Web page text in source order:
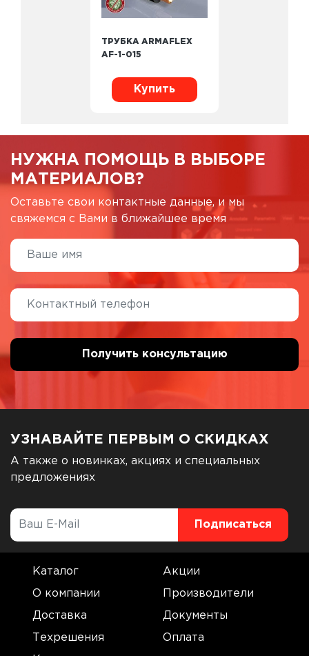
ТРУБКА ARMAFLEX
AF-1-015
Купить
НУЖНА ПОМОЩЬ В ВЫБОРЕ
МАТЕРИАЛОВ?
Оставьте свои контактные данные, и мы
свяжемся с Вами в ближайшее время
УЗНАВАЙТЕ ПЕРВЫМ О СКИДКАХ
А также о новинках, акциях и специальных
предложениях
Каталог Акции
О компании Производители
Доставка Документы
Техрешения Оплата